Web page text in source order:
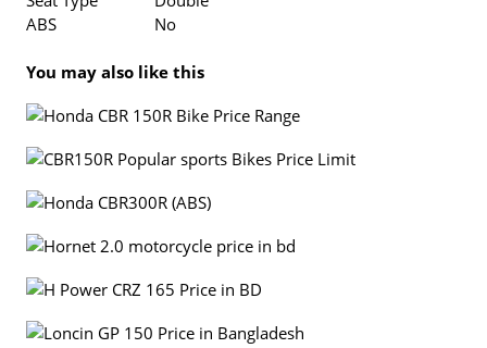
ABS
No
You may also like this